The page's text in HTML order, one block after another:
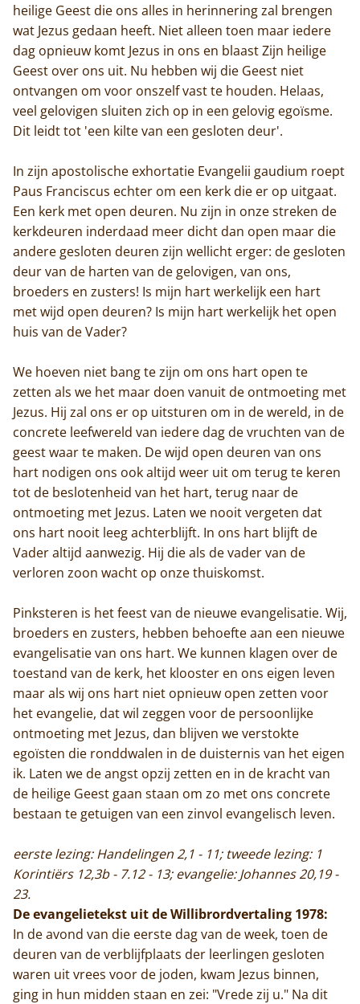
Home
De abdij
Actueel
Monnik worden
Contact
heilige Geest die ons alles in herinnering zal brengen
wat Jezus gedaan heeft. Niet alleen toen maar iedere
dag opnieuw komt Jezus in ons en blaast Zijn heilige
Geest over ons uit. Nu hebben wij die Geest niet
ontvangen om voor onszelf vast te houden. Helaas,
veel gelovigen sluiten zich op in een gelovig egoïsme.
Dit leidt tot 'een kilte van een gesloten deur'.
In zijn apostolische exhortatie Evangelii gaudium roept
Paus Franciscus echter om een kerk die er op uitgaat.
Een kerk met open deuren. Nu zijn in onze streken de
kerkdeuren inderdaad meer dicht dan open maar die
andere gesloten deuren zijn wellicht erger: de gesloten
deur van de harten van de gelovigen, van ons,
broeders en zusters! Is mijn hart werkelijk een hart
met wijd open deuren? Is mijn hart werkelijk het open
huis van de Vader?
We hoeven niet bang te zijn om ons hart open te
zetten als we het maar doen vanuit de ontmoeting met
Jezus. Hij zal ons er op uitsturen om in de wereld, in de
concrete leefwereld van iedere dag de vruchten van de
geest waar te maken. De wijd open deuren van ons
hart nodigen ons ook altijd weer uit om terug te keren
tot de beslotenheid van het hart, terug naar de
ontmoeting met Jezus. Laten we nooit vergeten dat
ons hart nooit leeg achterblijft. In ons hart blijft de
Vader altijd aanwezig. Hij die als de vader van de
verloren zoon wacht op onze thuiskomst.
Pinksteren is het feest van de nieuwe evangelisatie. Wij,
broeders en zusters, hebben behoefte aan een nieuwe
evangelisatie van ons hart. We kunnen klagen over de
toestand van de kerk, het klooster en ons eigen leven
maar als wij ons hart niet opnieuw open zetten voor
het evangelie, dat wil zeggen voor de persoonlijke
ontmoeting met Jezus, dan blijven we verstokte
egoïsten die ronddwalen in de duisternis van het eigen
ik. Laten we de angst opzij zetten en in de kracht van
de heilige Geest gaan staan om zo met ons concrete
bestaan te getuigen van een zinvol evangelisch leven.
eerste lezing: Handelingen 2,1 - 11; tweede lezing: 1
Korintiërs 12,3b - 7.12 - 13; evangelie: Johannes 20,19 -
23.
De evangelietekst uit de Willibrordvertaling 1978:
In de avond van die eerste dag van de week, toen de
deuren van de verblijfplaats der leerlingen gesloten
waren uit vrees voor de joden, kwam Jezus binnen,
ging in hun midden staan en zei: "Vrede zij u." Na dit